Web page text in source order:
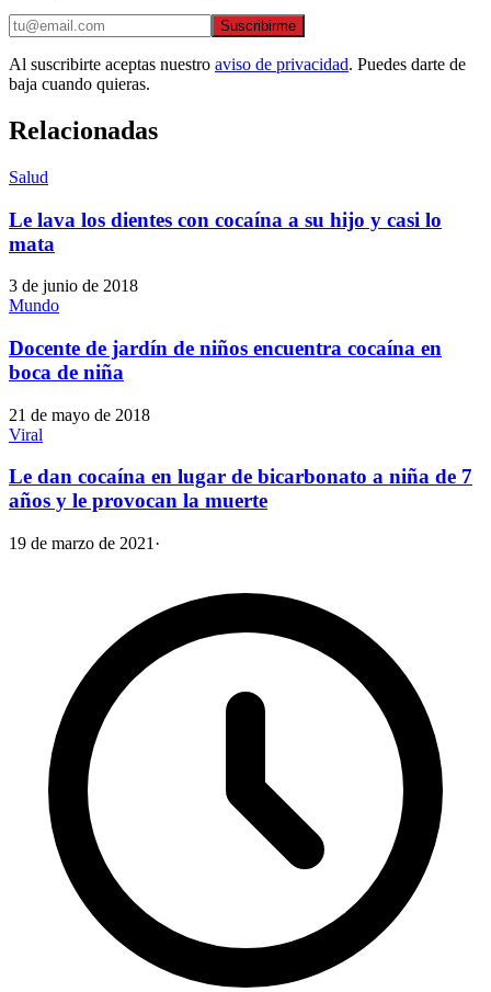
Suscribirme
Al suscribirte aceptas nuestro aviso de privacidad. Puedes darte de
baja cuando quieras.
Relacionadas
Salud
Le lava los dientes con cocaína a su hijo y casi lo
mata
3 de junio de 2018
Mundo
Docente de jardín de niños encuentra cocaína en
boca de niña
21 de mayo de 2018
Viral
Le dan cocaína en lugar de bicarbonato a niña de 7
años y le provocan la muerte
19 de marzo de 2021 ·